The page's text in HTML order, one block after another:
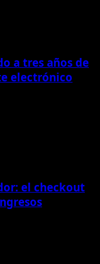
a tres años de
electrónico
el checkout